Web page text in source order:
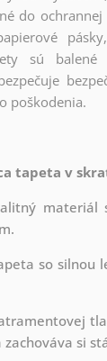
do
sú
poškodenia.
tapeta v
materiál
so silnou
si